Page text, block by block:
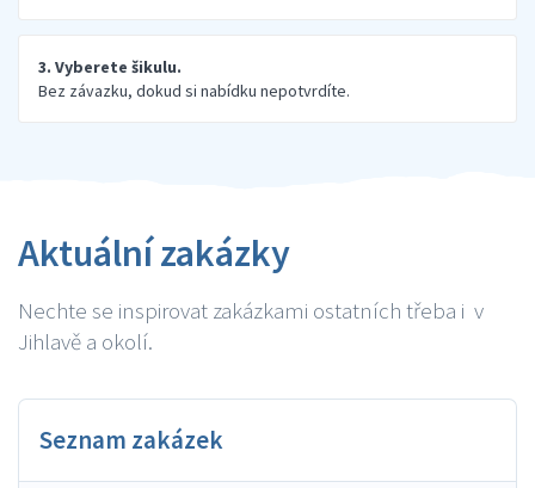
3. Vyberete šikulu.
Bez závazku, dokud si nabídku nepotvrdíte.
Aktuální zakázky
Nechte se inspirovat zakázkami ostatních třeba i v
Jihlavě a okolí.
Seznam zakázek